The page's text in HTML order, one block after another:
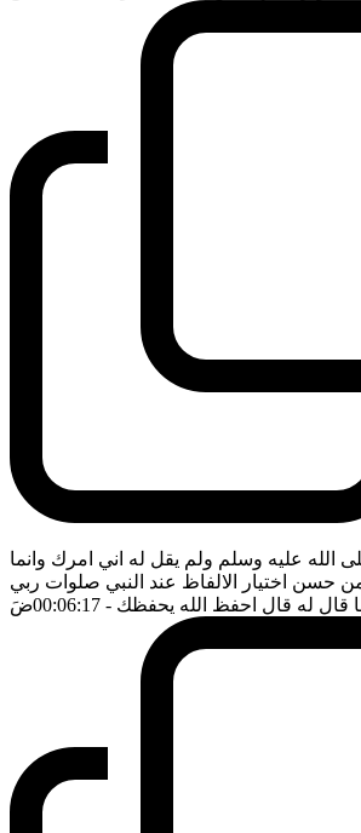
الله عليه وسلم ولم يقل له اني امرك وانما
حسن اختيار الالفاظ عند النبي صلوات ربي
قال له قال احفظ الله يحفظك - 00:06:17 ضَ